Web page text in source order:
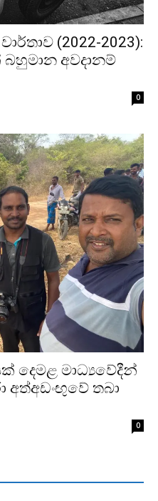
(2022-2023):
අවදානම්
0
දෙමළ මාධ්‍යවේදීන්
අත්අඩංඟුවේ තබා
0